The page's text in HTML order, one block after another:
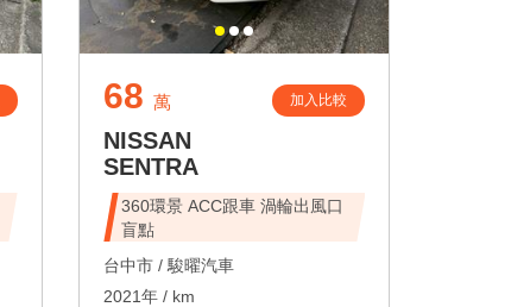
68 萬 加入比較
NISSAN
SENTRA
360環景 ACC跟車 渦輪出風口
盲點
台中市 / 駿曜汽車
2021年 / km